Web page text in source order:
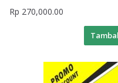
Rp 270,000.00